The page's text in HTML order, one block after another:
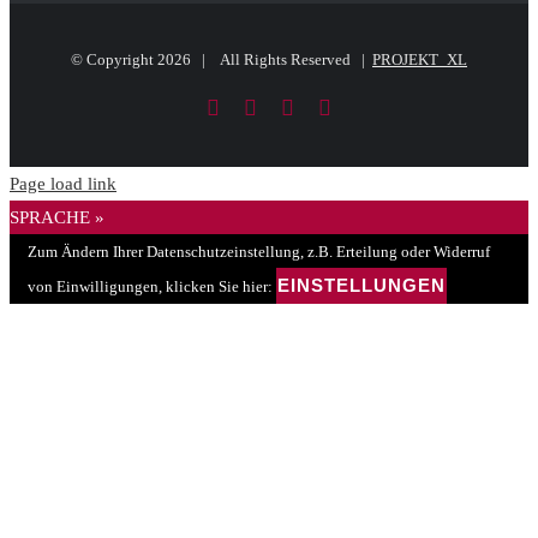
© Copyright 2026 | All Rights Reserved | PROJEKT_XL
FacebookLinkedIn
PayPal
Page load link
SPRACHE »
Zum Ändern Ihrer Datenschutzeinstellung, z.B. Erteilung oder Widerruf
von Einwilligungen, klicken Sie hier: EINSTELLUNGEN